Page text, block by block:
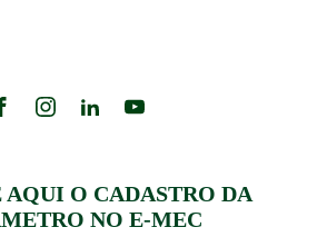
AQUI O CADASTRO DA
NO E-MEC